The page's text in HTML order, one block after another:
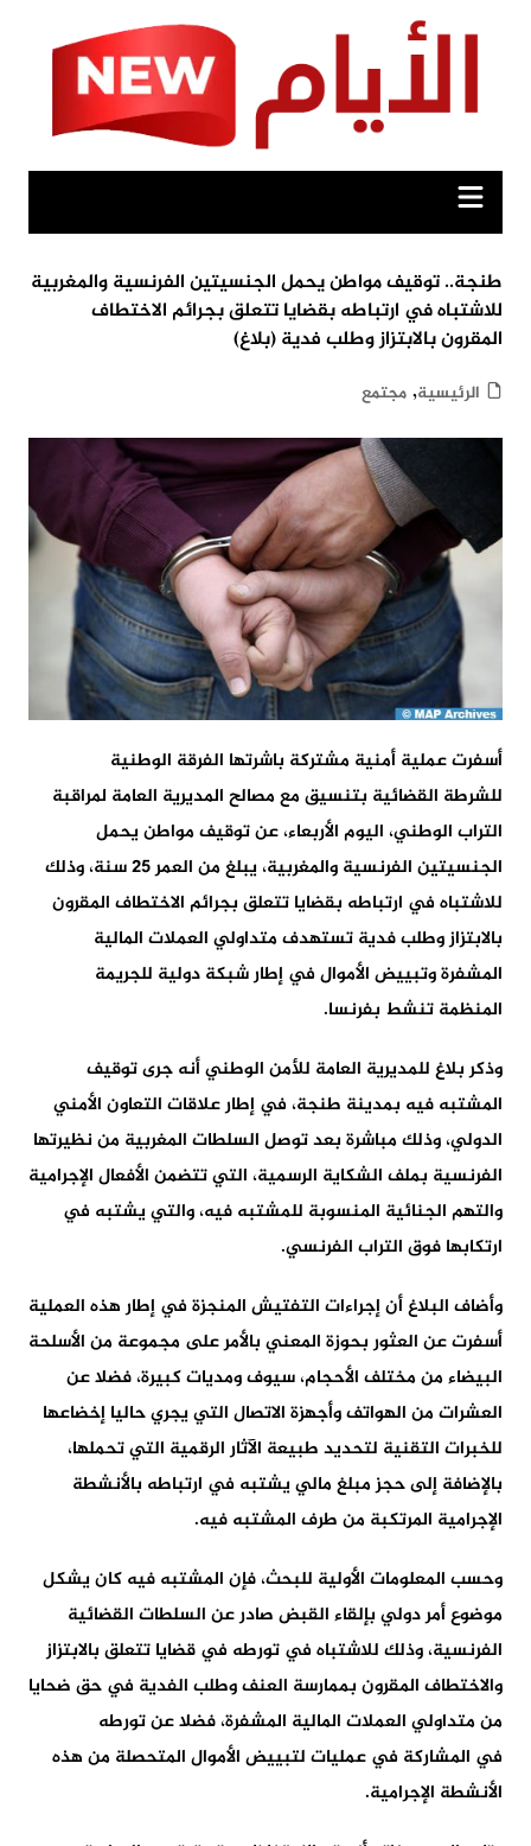
طنجة.. توقيف مواطن يحمل الجنسيتين الفرنسية والمغربية
للاشتباه في ارتباطه بقضايا تتعلق بجرائم الاختطاف
المقرون بالابتزاز وطلب فدية (بلاغ)
الرئيسية, مجتمع
أسفرت عملية أمنية مشتركة باشرتها الفرقة الوطنية
للشرطة القضائية بتنسيق مع مصالح المديرية العامة لمراقبة
التراب الوطني، اليوم الأربعاء، عن توقيف مواطن يحمل
الجنسيتين الفرنسية والمغربية، يبلغ من العمر 25 سنة، وذلك
للاشتباه في ارتباطه بقضايا تتعلق بجرائم الاختطاف المقرون
بالابتزاز وطلب فدية تستهدف متداولي العملات المالية
المشفرة وتبييض الأموال في إطار شبكة دولية للجريمة
المنظمة تنشط بفرنسا.
وذكر بلاغ للمديرية العامة للأمن الوطني أنه جرى توقيف
المشتبه فيه بمدينة طنجة، في إطار علاقات التعاون الأمني
الدولي، وذلك مباشرة بعد توصل السلطات المغربية من نظيرتها
الفرنسية بملف الشكاية الرسمية، التي تتضمن الأفعال الإجرامية
والتهم الجنائية المنسوبة للمشتبه فيه، والتي يشتبه في
ارتكابها فوق التراب الفرنسي.
وأضاف البلاغ أن إجراءات التفتيش المنجزة في إطار هذه العملية
أسفرت عن العثور بحوزة المعني بالأمر على مجموعة من الأسلحة
البيضاء من مختلف الأحجام، سيوف ومديات كبيرة، فضلا عن
العشرات من الهواتف وأجهزة الاتصال التي يجري حاليا إخضاعها
للخبرات التقنية لتحديد طبيعة الآثار الرقمية التي تحملها،
بالإضافة إلى حجز مبلغ مالي يشتبه في ارتباطه بالأنشطة
الإجرامية المرتكبة من طرف المشتبه فيه.
وحسب المعلومات الأولية للبحث، فإن المشتبه فيه كان يشكل
موضوع أمر دولي بإلقاء القبض صادر عن السلطات القضائية
الفرنسية، وذلك للاشتباه في تورطه في قضايا تتعلق بالابتزاز
والاختطاف المقرون بممارسة العنف وطلب الفدية في حق ضحايا
من متداولي العملات المالية المشفرة، فضلا عن تورطه
في المشاركة في عمليات لتبييض الأموال المتحصلة من هذه
الأنشطة الإجرامية.